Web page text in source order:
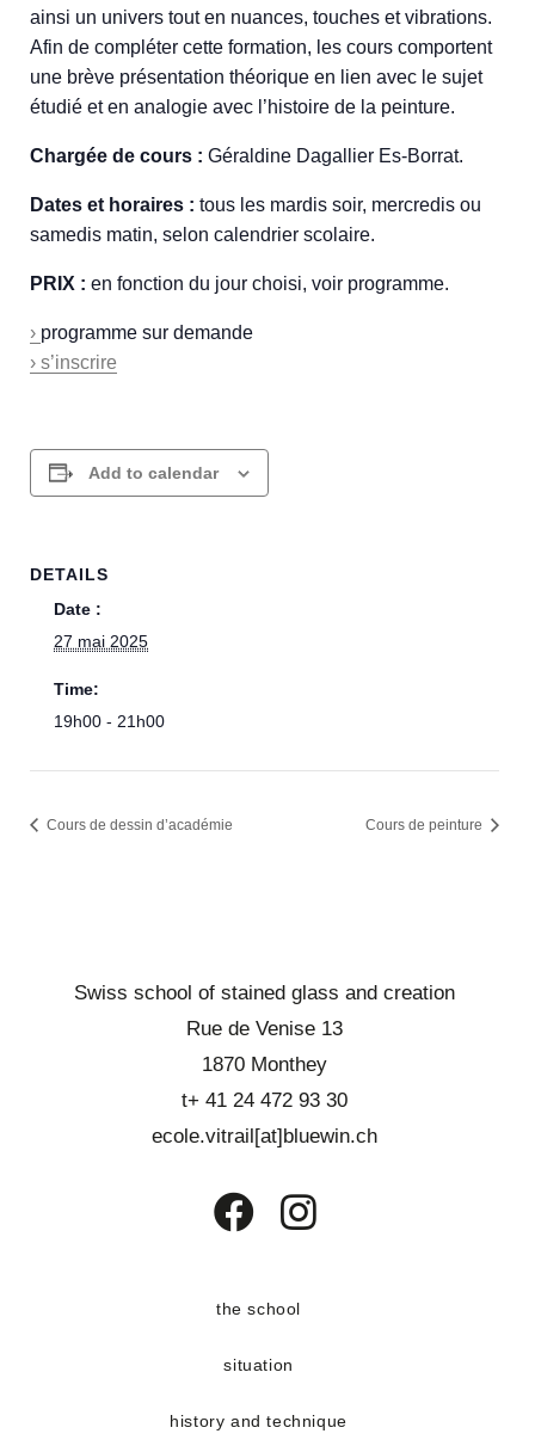
ainsi un univers tout en nuances, touches et vibrations.
Afin de compléter cette formation, les cours comportent
une brève présentation théorique en lien avec le sujet
étudié et en analogie avec l’histoire de la peinture.
Chargée de cours : Géraldine Dagallier Es-Borrat.
Dates et horaires : tous les mardis soir, mercredis ou
samedis matin, selon calendrier scolaire.
PRIX : en fonction du jour choisi, voir programme.
› programme sur demande
› s’inscrire
Add to calendar
DETAILS
Date :
27 mai 2025
Time:
19h00 - 21h00
Cours de dessin d’académie​ Cours de peinture
Swiss school of stained glass and creation
Rue de Venise 13
1870 Monthey
t+ 41 24 472 93 30
ecole.vitrail[at]bluewin.ch
a
tab
a
the school
situation
history and technique